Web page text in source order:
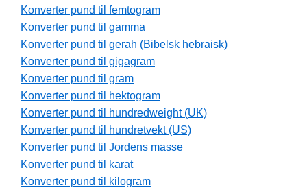
Konverter pund til femtogram
Konverter pund til gamma
Konverter pund til gerah (Bibelsk hebraisk)
Konverter pund til gigagram
Konverter pund til gram
Konverter pund til hektogram
Konverter pund til hundredweight (UK)
Konverter pund til hundretvekt (US)
Konverter pund til Jordens masse
Konverter pund til karat
Konverter pund til kilogram